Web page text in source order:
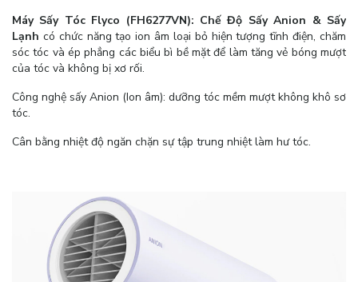
Máy Sấy Tóc Flyco (FH6277VN): Chế Độ Sấy Anion & Sấy
Lạnh có chức năng tạo ion âm loại bỏ hiện tượng tĩnh điện, chăm
sóc tóc và ép phẳng các biểu bì bề mặt để làm tăng vẻ bóng mượt
của tóc và không bị xơ rối.
Công nghệ sấy Anion (Ion âm): dưỡng tóc mềm mượt không khô sơ
tóc.
Cân bằng nhiệt độ ngăn chặn sự tập trung nhiệt làm hư tóc.